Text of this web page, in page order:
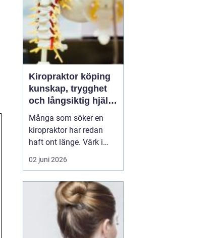
Kiropraktor köping
kunskap, trygghet
och långsiktig hjälp
för ryggen
Många som söker en
kiropraktor har redan
haft ont länge. Värk i
rygg, nacke eller huvud
blir lätt en del av
låser sig helt eller
smärtan gör det svårt att
jobba, sova eller träna.
För den som letar efter
02 juni 2026